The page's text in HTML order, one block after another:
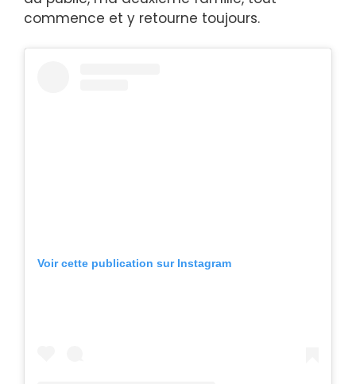
commence et y retourne toujours.
Voir cette publication sur Instagram